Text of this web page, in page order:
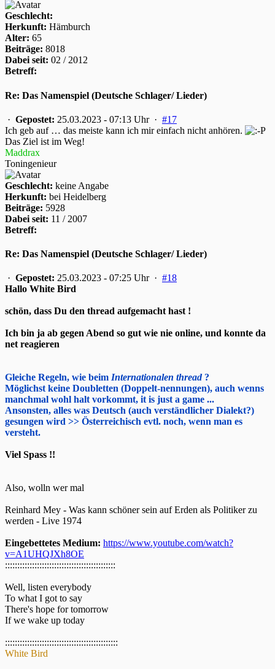
Geschlecht:
Herkunft: Hämburch
Alter: 65
Beiträge: 8018
Dabei seit: 02 / 2012
Betreff:
Re: Das Namenspiel (Deutsche Schlager/ Lieder)
· Gepostet: 25.03.2023 - 07:13 Uhr · #17
Ich geb auf … das meiste kann ich mir einfach nicht anhören.
Das Ziel ist im Weg!
Maddrax
Toningenieur
Geschlecht: keine Angabe
Herkunft: bei Heidelberg
Beiträge: 5928
Dabei seit: 11 / 2007
Betreff:
Re: Das Namenspiel (Deutsche Schlager/ Lieder)
· Gepostet: 25.03.2023 - 07:25 Uhr · #18
Hallo White Bird
schön, dass Du den thread aufgemacht hast !
Ich bin ja ab gegen Abend so gut wie nie online, und konnte da
net reagieren
Gleiche Regeln, wie beim Internationalen thread?
Möglichst keine Doubletten (Doppelt-nennungen), auch wenns
manchmal wohl halt vorkommt, it is just a game ...
Ansonsten, alles was Deutsch (auch verständlicher Dialekt?)
gesungen wird >> Österreichisch evtl. noch, wenn man es
versteht.
Viel Spass !!
Also, wolln wer mal
Reinhard Mey - Was kann schöner sein auf Erden als Politiker zu
werden - Live 1974
Eingebettetes Medium: https://www.youtube.com/watch?
v=A1UHQJXh8OE
:::::::::::::::::::::::::::::::::::::::::::::
Well, listen everybody
To what I got to say
There's hope for tomorrow
If we wake up today
::::::::::::::::::::::::::::::::::::::::::::::
White Bird